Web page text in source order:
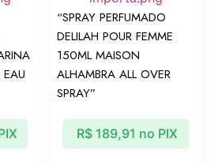
“SPRAY PERFUMADO
DELILAH POUR FEMME
150ML MAISON
ALHAMBRA ALL OVER
SPRAY”
R$ 189,91 no PIX